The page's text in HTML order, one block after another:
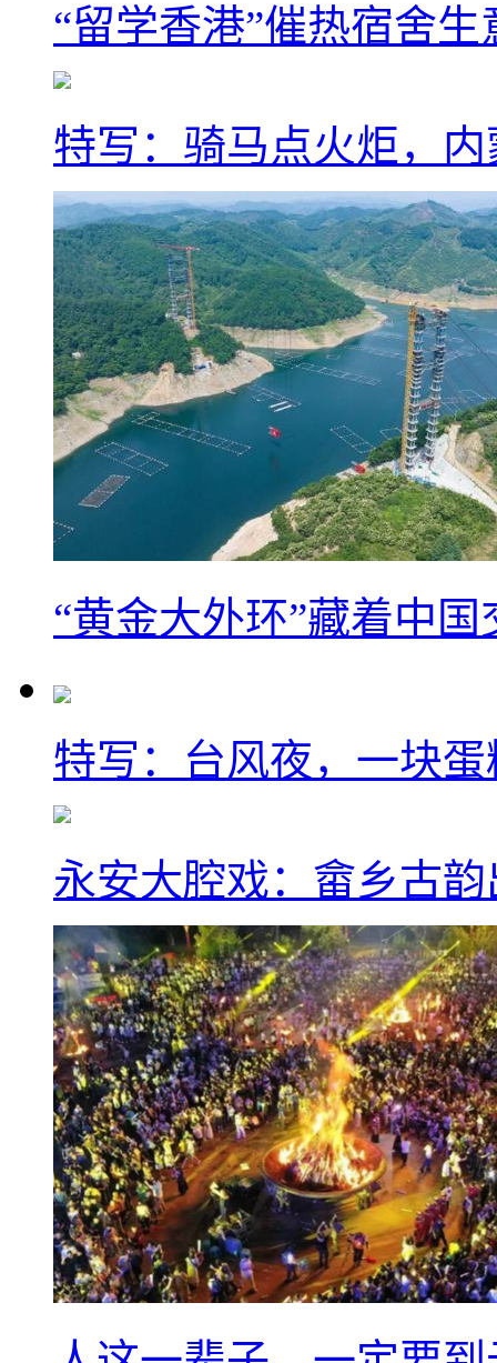
“留学香港”催热宿舍
特写：骑马点火炬，
“黄金大外环”藏着中
特写：台风夜，一块
永安大腔戏：畲乡古